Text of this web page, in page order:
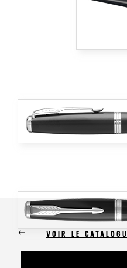
keyboard_backspace VOIR LE